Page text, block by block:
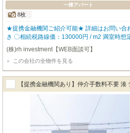
一棟アパート
8枚
★提携金融機関ご紹介可能★ 詳細はお問い合わせくださ
き 〇相続税路線価：130000円 / m2 満室時想定年間収入には駐車料金を含んで
おります。 入居者に人気な設備を数多く設置しているので、入居率も高く ど
なたにも気に入って頂ける物件となっております。 ▼物件仕様▼ ・
き ・バストイレ別 ・追い炊き機能 ・独立洗
ン 【robothomeグループ】 ・東証上場企業グループ会社 ・仕入、設計、施
工、販売、管理、ワンストップ ・金融機関の
(株)rh investment【WEB面談可】
この会社の全物件を見る
【提携金融機関あり】仲介手数料不要 湊